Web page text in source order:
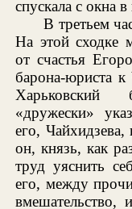
спускала с окна
В третьем
На этой сходке
от счастья
барона-юриста
«дружески»
его,
он, князь, как
труд уяснить
его, между
вмешательство,